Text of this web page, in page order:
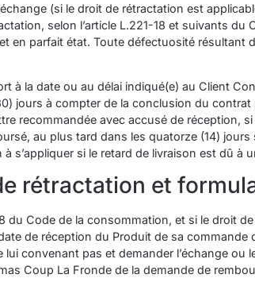
(si le droit de rétractation est
selon l’article L.221-18 et suivants
en parfait état. Toute défectuosité résultant
à la date ou au délai indiqué(e) au Client
jours à compter de la conclusion du
recommandée avec accusé de réception,
au plus tard dans les quatorze (14)
s’appliquer si le retard de livraison est dû à
rétractation et
du Code de la consommation, et si le droit
de réception du Produit de sa
convenant pas et demander l’échange
Coup La Fronde de la demande de